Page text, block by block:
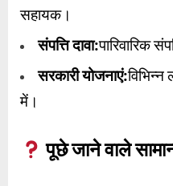
सहायक।
संपत्ति दावा:पारिवारिक
सरकारी योजनाएं:
में।
पूछे जाने वाले